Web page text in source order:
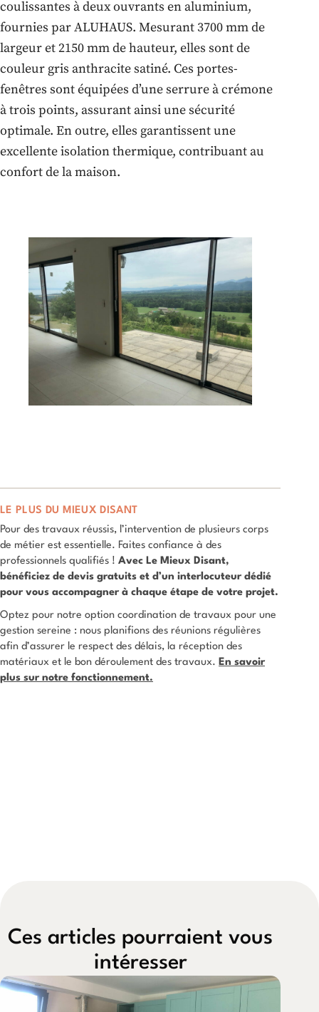
coulissantes à deux ouvrants en aluminium,
fournies par ALUHAUS. Mesurant 3700 mm de
largeur et 2150 mm de hauteur, elles sont de
couleur gris anthracite satiné. Ces portes-
fenêtres sont équipées d’une serrure à crémone
à trois points, assurant ainsi une sécurité
optimale. En outre, elles garantissent une
excellente isolation thermique, contribuant au
confort de la maison.
LE PLUS DU MIEUX DISANT
Pour des travaux réussis, l’intervention de plusieurs corps
de métier est essentielle. Faites confiance à des
professionnels qualifiés ! Avec Le Mieux Disant,
bénéficiez de devis gratuits et d’un interlocuteur dédié
pour vous accompagner à chaque étape de votre projet.
Optez pour notre option coordination de travaux pour une
gestion sereine : nous planifions des réunions régulières
afin d’assurer le respect des délais, la réception des
matériaux et le bon déroulement des travaux. En savoir
plus sur notre fonctionnement.
Ces articles pourraient vous
intéresser